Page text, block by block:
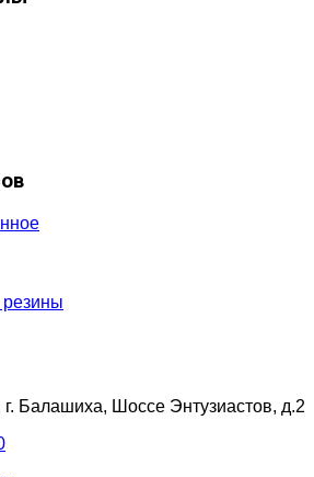
резины
г. Балашиха, Шоссе Энтузиастов, д.2